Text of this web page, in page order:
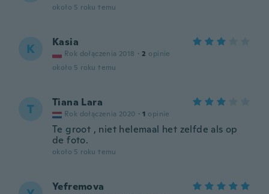
około 5 roku temu
K Kasia
Rok dołączenia 2018 · 2 opinie
około 5 roku temu
T Tiana Lara
Rok dołączenia 2020 · 1 opinie
Te groot , niet helemaal het zelfde als op
de foto.
około 5 roku temu
Yefremova